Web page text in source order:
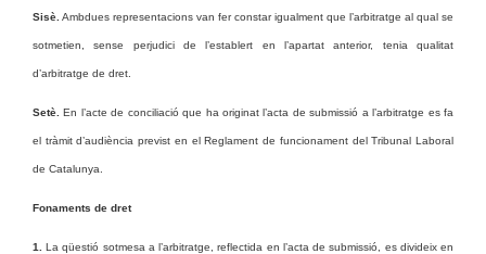
Sisè. Ambdues representacions van fer constar igualment que l’arbitratge al qual se
sotmetien, sense perjudici de l’establert en l’apartat anterior, tenia qualitat
d’arbitratge de dret.
Setè. En l’acte de conciliació que ha originat l’acta de submissió a l’arbitratge es fa
el tràmit d’audiència previst en el Reglament de funcionament del Tribunal Laboral
de Catalunya.
Fonaments de dret
1. La qüestió sotmesa a l’arbitratge, reflectida en l’acta de submissió, es divideix en